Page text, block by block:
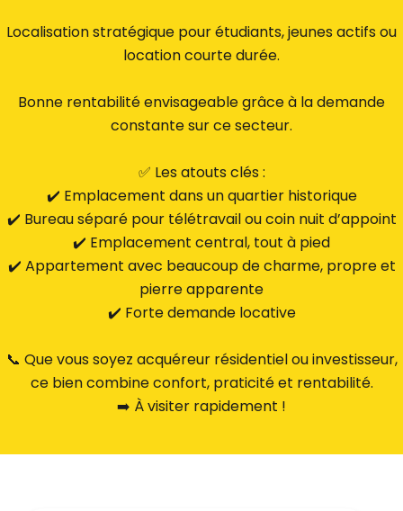
Localisation stratégique pour étudiants, jeunes actifs ou
location courte durée.
Bonne rentabilité envisageable grâce à la demande
constante sur ce secteur.
✅ Les atouts clés :
✔️ Emplacement dans un quartier historique
✔️ Bureau séparé pour télétravail ou coin nuit d’appoint
✔️ Emplacement central, tout à pied
✔️ Appartement avec beaucoup de charme, propre et
pierre apparente
✔️ Forte demande locative
📞 Que vous soyez acquéreur résidentiel ou investisseur,
ce bien combine confort, praticité et rentabilité.
➡️ À visiter rapidement !